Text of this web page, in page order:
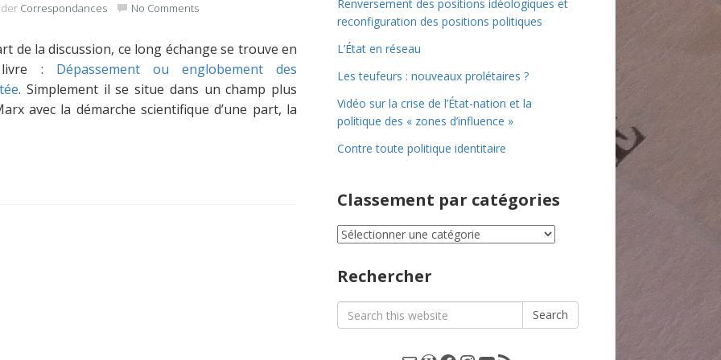
Correspondances No Comments
de la discussion, ce long échange se trouve en
livre : Dépassement ou englobement des
. Simplement il se situe dans un champ plus
avec la démarche scientifique d’une part, la
Renversement des positions idéologiques et
reconfiguration des positions politiques
L’État en réseau
Les teufeurs : nouveaux prolétaires ?
Vidéo sur la crise de l’État-nation et la
politique des « zones d’influence »
Contre toute politique identitaire
Classement par catégories
Classement
par
Rechercher
Search
for:
Search